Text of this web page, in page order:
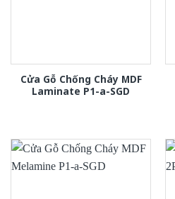
Cửa Gỗ Chống Cháy MDF
Laminate P1-a-SGD